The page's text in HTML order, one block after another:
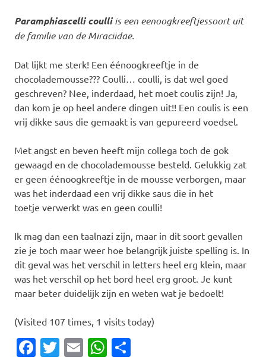
Paramphiascelli coulliis een eenoogkreeftjessoort uit
de familie van de Miraciidae.
Dat lijkt me sterk! Een éénoogkreeftje in de
chocolademousse??? Coulli… coulli, is dat wel goed
geschreven? Nee, inderdaad, het moet coulis zijn! Ja,
dan kom je op heel andere dingen uit!! Een coulis is een
vrij dikke saus die gemaakt is van gepureerd voedsel.
Met angst en beven heeft mijn collega toch de gok
gewaagd en de chocolademousse besteld. Gelukkig zat
er geen éénoogkreeftje in de mousse verborgen, maar
was het inderdaad een vrij dikke saus die in het
toetje verwerkt was en geen coulli!
Ik mag dan een taalnazi zijn, maar in dit soort gevallen
zie je toch maar weer hoe belangrijk juiste spelling is. In
dit geval was het verschil in letters heel erg klein, maar
was het verschil op het bord heel erg groot. Je kunt
maar beter duidelijk zijn en weten wat je bedoelt!
(Visited 107 times, 1 visits today)
Facebook
Twitter
EmailWhatsApp